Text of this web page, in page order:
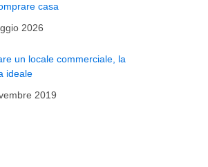
casa
2026
un locale commerciale, la
ideale
2019